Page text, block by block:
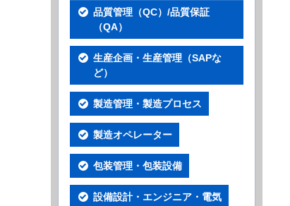
品質管理（QC）/品質保証
（QA）
生産企画・生産管理（SAPな
ど）
製造管理・製造プロセス
製造オペレーター
包装管理・包装設備
設備設計・エンジニア・電気